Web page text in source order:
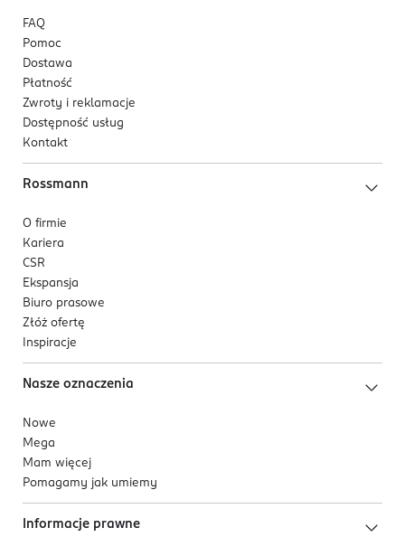
FAQ
Pomoc
Dostawa
Płatność
Zwroty i reklamacje
Dostępność usług
Kontakt
Rossmann
O firmie
Kariera
CSR
Ekspansja
Biuro prasowe
Złóż ofertę
Inspiracje
Nasze oznaczenia
Nowe
Mega
Mam więcej
Pomagamy jak umiemy
Informacje prawne